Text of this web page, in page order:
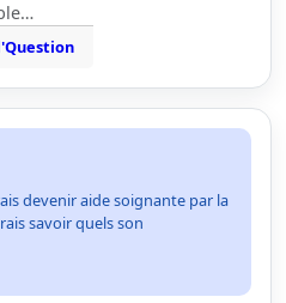
devenir aide soignante par la
savoir quels son